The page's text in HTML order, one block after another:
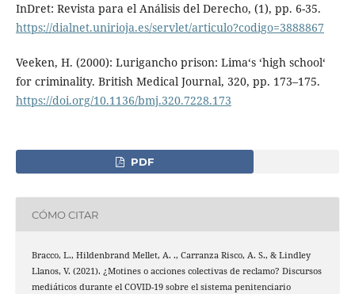
InDret: Revista para el Análisis del Derecho, (1), pp. 6-35.
https://dialnet.unirioja.es/servlet/articulo?codigo=3888867
Veeken, H. (2000): Lurigancho prison: Lima‘s ‘high school‘
for criminality. British Medical Journal, 320, pp. 173–175.
https://doi.org/10.1136/bmj.320.7228.173
PDF
CÓMO CITAR
Bracco, L., Hildenbrand Mellet, A. ., Carranza Risco, A. S., & Lindley
Llanos, V. (2021). ¿Motines o acciones colectivas de reclamo? Discursos
mediáticos durante el COVID-19 sobre el sistema penitenciario